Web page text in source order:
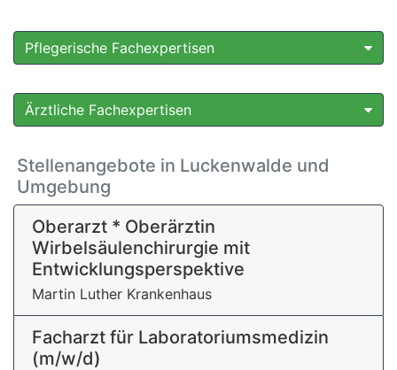
Pflegerische Fachexpertisen
Ärztliche Fachexpertisen
Stellenangebote in Luckenwalde und
Umgebung
Oberarzt * Oberärztin
Wirbelsäulenchirurgie mit
Entwicklungsperspektive
Martin Luther Krankenhaus
Facharzt für Laboratoriumsmedizin
(m/w/d)